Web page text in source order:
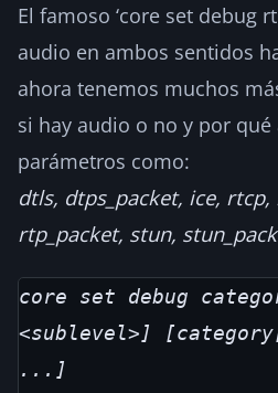
El famoso ‘core set debug
audio en ambos sentidos
ahora tenemos muchos
si hay audio o no y por
parámetros como:
dtls, dtps_packet, ice,
rtp_packet, stun,
core set debug
<sublevel>]
...]